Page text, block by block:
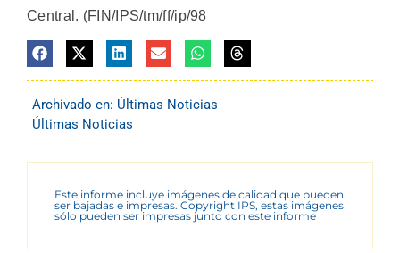
Central. (FIN/IPS/tm/ff/ip/98
Archivado en: Últimas Noticias
Últimas Noticias
Este informe incluye imágenes de calidad que pueden
ser bajadas e impresas. Copyright IPS, estas imágenes
sólo pueden ser impresas junto con este informe